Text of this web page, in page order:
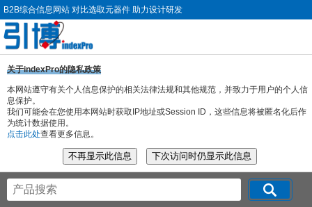
B2B综合信息网站 对比选取元器件 助力设计研发
关于indexPro的隐私政策
本网站遵守有关个人信息保护的相关法律法规和其他规范，并致力于用户的个人信
息保护。
我们可能会在您使用本网站时获取IP地址或Session ID，这些信息将被匿名化后作
为统计数据使用。
点击此处查看更多信息。